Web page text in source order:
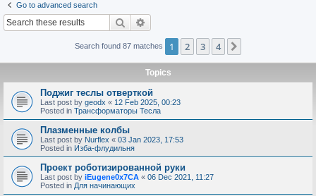
Go to advanced search
Search
Search found 87 matches 1 2 3 4
Topics
Поджиг теслы отверткой
Last post by geodx « 12 Feb 2025, 00:23
Posted in Трансформаторы Тесла
Плазменные колбы
Last post by Nurflex « 03 Jan 2023, 17:53
Posted in Изба-флудильня
Проект роботизированной руки
Last post by iEugene0x7CA « 06 Dec 2021, 11:27
Posted in Для начинающих